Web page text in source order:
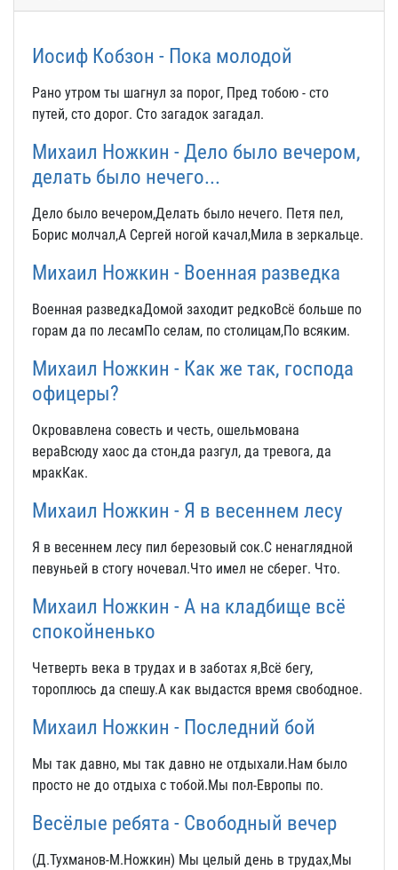
Иосиф Кобзон - Пока молодой
Рано утром ты шагнул за порог, Пред тобою - сто
путей, сто дорог. Сто загадок загадал.
Михаил Ножкин - Дело было вечером,
делать было нечего...
Дело было вечером,Делать было нечего. Петя пел,
Борис молчал,А Сергей ногой качал,Мила в зеркальце.
Михаил Ножкин - Военная разведка
Военная разведкаДомой заходит редкоВсё больше по
горам да по лесамПо селам, по столицам,По всяким.
Михаил Ножкин - Как же так, господа
офицеры?
Окровавлена совесть и честь, ошельмована
вераВсюду хаос да стон,да разгул, да тревога, да
мракКак.
Михаил Ножкин - Я в весеннем лесу
Я в весеннем лесу пил березовый сок.С ненаглядной
певуньей в стогу ночевал.Что имел не сберег. Что.
Михаил Ножкин - А на кладбище всё
спокойненько
Четверть века в трудах и в заботах я,Всё бегу,
тороплюсь да спешу.А как выдастся время свободное.
Михаил Ножкин - Последний бой
Мы так давно, мы так давно не отдыхали.Нам было
просто не до отдыха с тобой.Мы пол-Европы по.
Весёлые ребята - Свободный вечер
(Д.Тухманов-М.Ножкин) Мы целый день в трудах,Мы